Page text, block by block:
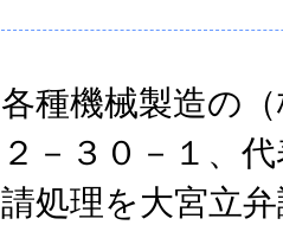
各種機械製造の
２－３０－１、
請処理を大宮立